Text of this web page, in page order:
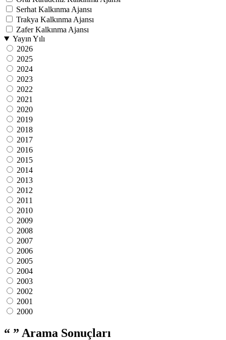
Serhat Kalkınma Ajansı
Trakya Kalkınma Ajansı
Zafer Kalkınma Ajansı
Yayın Yılı
2026
2025
2024
2023
2022
2021
2020
2019
2018
2017
2016
2015
2014
2013
2012
2011
2010
2009
2008
2007
2006
2005
2004
2003
2002
2001
2000
“ ” Arama Sonuçları